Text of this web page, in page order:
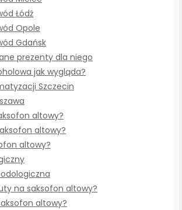
Łódź
Opole
Gdańsk
prezenty dla niego
jak wygląda?
Szczecin
altowy?
altowy?
altowy?
na saksofon altowy?
altowy?